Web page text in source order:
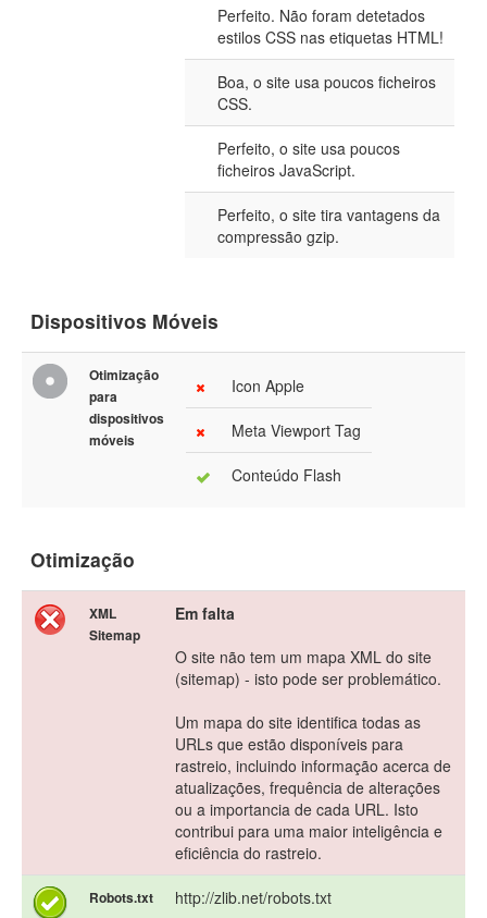
Perfeito. Não foram detetados
estilos CSS nas etiquetas HTML!
Boa, o site usa poucos ficheiros
CSS.
Perfeito, o site usa poucos
ficheiros JavaScript.
Perfeito, o site tira vantagens da
compressão gzip.
Dispositivos Móveis
Otimização
para
dispositivos
móveis
Icon Apple
Meta Viewport Tag
Conteúdo Flash
Otimização
XML
Sitemap
Em falta
O site não tem um mapa XML do site
(sitemap) - isto pode ser problemático.
Um mapa do site identifica todas as
URLs que estão disponíveis para
rastreio, incluindo informação acerca de
atualizações, frequência de alterações
ou a importancia de cada URL. Isto
contribui para uma maior inteligência e
eficiência do rastreio.
Robots.txt
http://zlib.net/robots.txt